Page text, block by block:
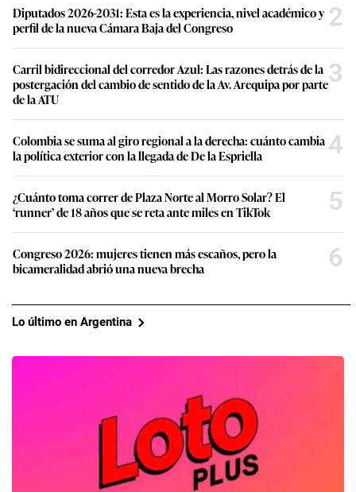
Diputados 2026-2031: Esta es la experiencia, nivel académico y
perfil de la nueva Cámara Baja del Congreso
2
Carril bidireccional del corredor Azul: Las razones detrás de la
postergación del cambio de sentido de la Av. Arequipa por parte
de la ATU
3
Colombia se suma al giro regional a la derecha: cuánto cambia
la política exterior con la llegada de De la Espriella
4
¿Cuánto toma correr de Plaza Norte al Morro Solar? El
‘runner’ de 18 años que se reta ante miles en TikTok
5
Congreso 2026: mujeres tienen más escaños, pero la
bicameralidad abrió una nueva brecha
6
Lo último en Argentina